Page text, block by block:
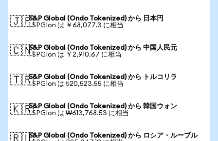
🇯🇵S&P Global (Ondo Tokenized) から 日本円
1 SPGIon は ￥68,077.3 に相当
🇨🇳S&P Global (Ondo Tokenized) から 中国人民元
1 SPGIon は ￥2,910.67 に相当
🇹🇷S&P Global (Ondo Tokenized) から トルコリラ
1 SPGIon は ₺20,523.55 に相当
🇰🇷S&P Global (Ondo Tokenized) から 韓国ウォン
1 SPGIon は ₩613,768.53 に相当
S&P Global (Ondo Tokenized) から ロシア・ルーブル